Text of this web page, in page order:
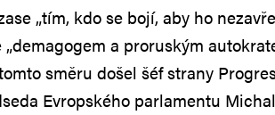
„tím, kdo se bojí, aby ho
„demagogem a proruským
směru došel šéf strany
Evropského parlamentu